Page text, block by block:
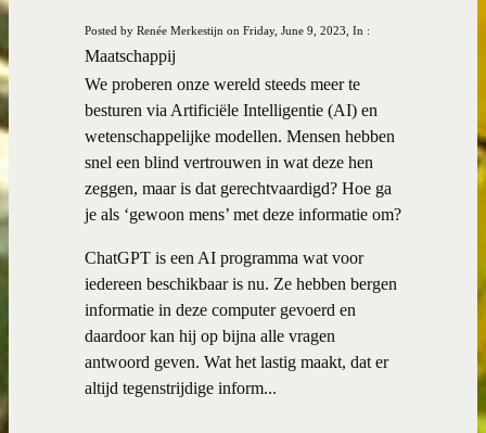
Posted by Renée Merkestijn on Friday, June 9, 2023, In :
Maatschappij
We proberen onze wereld steeds meer te
besturen via Artificiële Intelligentie (AI) en
wetenschappelijke modellen. Mensen hebben
snel een blind vertrouwen in wat deze hen
zeggen, maar is dat gerechtvaardigd? Hoe ga
je als ‘gewoon mens’ met deze informatie om?
ChatGPT is een AI programma wat voor
iedereen beschikbaar is nu. Ze hebben bergen
informatie in deze computer gevoerd en
daardoor kan hij op bijna alle vragen
antwoord geven. Wat het lastig maakt, dat er
altijd tegenstrijdige inform...